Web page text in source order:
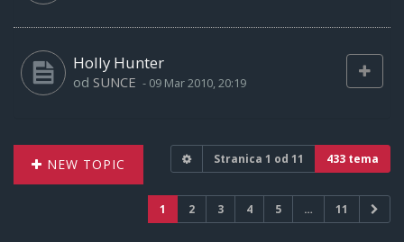
Holly Hunter
od SUNCE - 09 Mar 2010, 20:19
NEW TOPIC Stranica 1 od 11 433 tema
1 2 3 4 5 … 11